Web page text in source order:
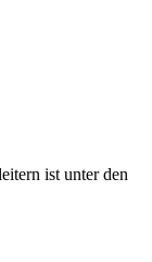
ist unter den